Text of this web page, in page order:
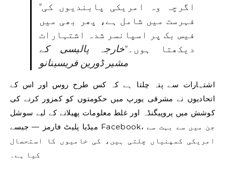
اگرچہ وہ امریکی پابندیوں کی
فہرست میں شامل ہے، پھر بھی میں
فیس بک پر اسپانسر شدہ اشتہارات
دیکھتا ہوں۔ خارجہ پالیسی کے
مشیر ڈورین فریسینانو
اشتہارات سے پتہ چلتا ہے کہ کس طرح روس اور اس کے
اتحادیوں نے مشرقی یورپ میں حکومتوں کو کمزور کرنے کی
کوشش میں پروپیگنڈہ اور غلط معلومات پھیلانے کے لیے سوشل
میڈیا پلیٹ فارمز — جیسے Facebook، جن میں سے بہت سے
امریکی کمپنیاں چلتی ہیں، کی خامیوں کا استحصال
کیا ہے۔